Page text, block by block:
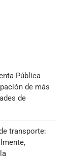
Pública
de más
de
transporte: